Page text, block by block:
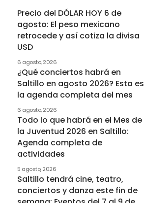
Precio del DÓLAR HOY 6 de
agosto: El peso mexicano
retrocede y así cotiza la divisa
USD
6 agosto, 2026
¿Qué conciertos habrá en
Saltillo en agosto 2026? Esta es
la agenda completa del mes
6 agosto, 2026
Todo lo que habrá en el Mes de
la Juventud 2026 en Saltillo:
Agenda completa de
actividades
5 agosto, 2026
Saltillo tendrá cine, teatro,
conciertos y danza este fin de